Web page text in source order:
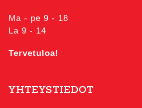
Ma - pe 9 - 18
La 9 - 14
Tervetuloa!
YHTEYSTIEDOT